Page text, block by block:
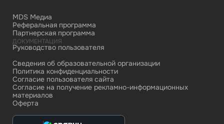
MDS Медиа
Реферальная программа
Партнерская программа
ДОКУМЕНТАЦИЯ
Руководство пользователя
Сведения об образовательной организации
Политика конфиденциальности
Согласие пользователя сайта
Согласие на получение рекламно-информационных
материалов
Оферта